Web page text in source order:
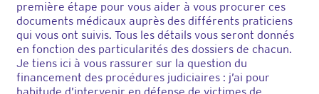
première étape pour vous aider à vous procurer ces
documents médicaux auprès des différents praticiens
qui vous ont suivis. Tous les détails vous seront donnés
en fonction des particularités des dossiers de chacun.
Je tiens ici à vous rassurer sur la question du
financement des procédures judiciaires : j’ai pour
habitude d’intervenir en défense de victimes de